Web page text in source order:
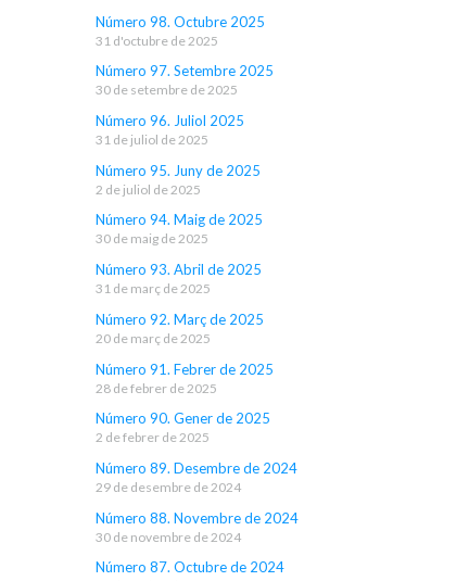
Número 98. Octubre 2025
31 d'octubre de 2025
Número 97. Setembre 2025
30 de setembre de 2025
Número 96. Juliol 2025
31 de juliol de 2025
Número 95. Juny de 2025
2 de juliol de 2025
Número 94. Maig de 2025
30 de maig de 2025
Número 93. Abril de 2025
31 de març de 2025
Número 92. Març de 2025
20 de març de 2025
Número 91. Febrer de 2025
28 de febrer de 2025
Número 90. Gener de 2025
2 de febrer de 2025
Número 89. Desembre de 2024
29 de desembre de 2024
Número 88. Novembre de 2024
30 de novembre de 2024
Número 87. Octubre de 2024